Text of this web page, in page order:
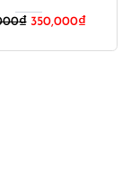
₫ Giá
350,000₫Giá